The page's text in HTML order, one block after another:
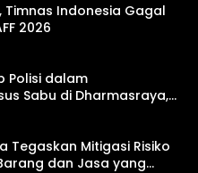
Timnas Indonesia Gagal
2026
Polisi dalam
Sabu di Dharmasraya,
Bong Disita
Tegaskan Mitigasi Risiko
dan Jasa yang